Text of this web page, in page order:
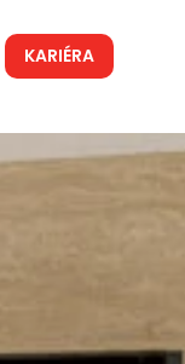
KARIÉRA